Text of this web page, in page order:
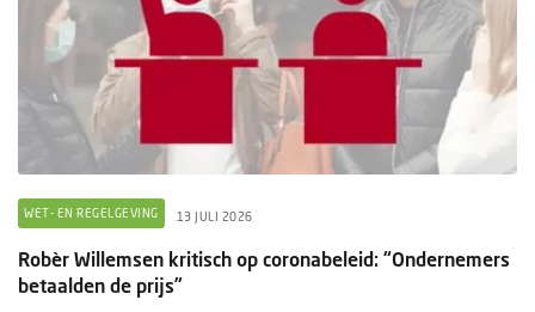
WET- EN REGELGEVING 13 JULI 2026
Robèr Willemsen kritisch op coronabeleid: “Ondernemers
betaalden de prijs”